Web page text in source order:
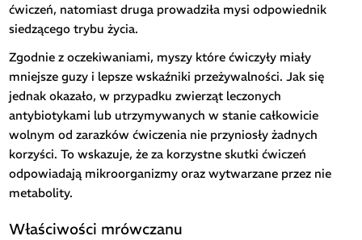
ćwiczeń, natomiast druga prowadziła mysi odpowiednik
siedzącego trybu życia.
Zgodnie z oczekiwaniami, myszy które ćwiczyły miały
mniejsze guzy i lepsze wskaźniki przeżywalności. Jak się
jednak okazało, w przypadku zwierząt leczonych
antybiotykami lub utrzymywanych w stanie całkowicie
wolnym od zarazków ćwiczenia nie przyniosły żadnych
korzyści. To wskazuje, że za korzystne skutki ćwiczeń
odpowiadają mikroorganizmy oraz wytwarzane przez nie
metabolity.
Właściwości mrówczanu